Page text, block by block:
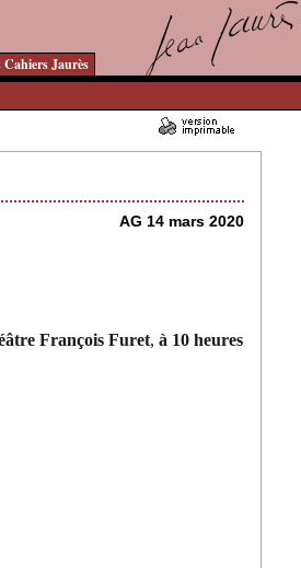
Cahiers Jaurès
AG 14 mars 2020
François Furet, à 10 heures